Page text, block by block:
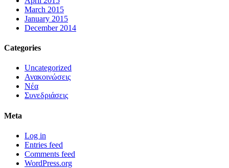
March 2015
January 2015
December 2014
Categories
Uncategorized
Ανακοινώσεις
Νέα
Συνεδριάσεις
Meta
Log in
Entries feed
Comments feed
WordPress.org